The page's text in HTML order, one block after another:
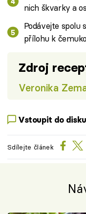
nich škvarky a
Podávejte spolu
přílohu k
Zdroj
Veronika
Vstoupit do
Sdílejte článek